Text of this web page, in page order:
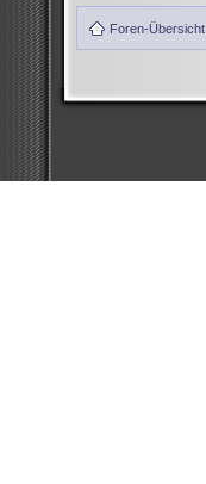
Foren-Übersicht